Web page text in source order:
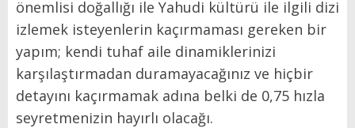
önemlisi doğallığı ile Yahudi kültürü ile ilgili dizi
izlemek isteyenlerin kaçırmaması gereken bir
yapım; kendi tuhaf aile dinamiklerinizi
karşılaştırmadan duramayacağınız ve hiçbir
detayını kaçırmamak adına belki de 0,75 hızla
seyretmenizin hayırlı olacağı.